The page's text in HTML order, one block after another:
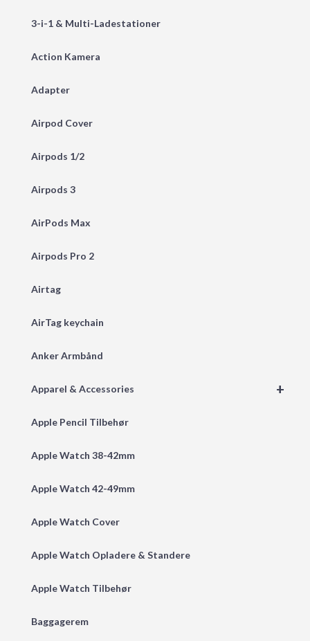
3-i-1 & Multi-Ladestationer
Action Kamera
Adapter
Airpod Cover
Airpods 1/2
Airpods 3
AirPods Max
Airpods Pro 2
Airtag
AirTag keychain
Anker Armbånd
+
Apparel & Accessories
Apple Pencil Tilbehør
Apple Watch 38-42mm
Apple Watch 42-49mm
Apple Watch Cover
Apple Watch Opladere & Standere
Apple Watch Tilbehør
Baggagerem